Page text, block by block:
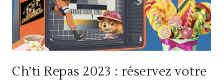
Ch’ti Repas 2023 : réservez votre